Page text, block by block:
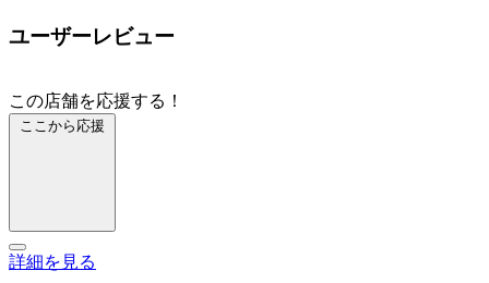
ユーザーレビュー
この店舗を応援する！
ここから応援
詳細を見る